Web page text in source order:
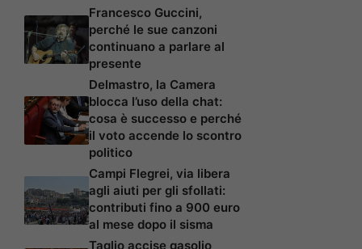
Francesco Guccini,
perché le sue canzoni
continuano a parlare al
presente
Delmastro, la Camera
blocca l’uso della chat:
cosa è successo e perché
il voto accende lo scontro
politico
Campi Flegrei, via libera
agli aiuti per gli sfollati:
contributi fino a 900 euro
al mese dopo il sisma
Taglio accise gasolio